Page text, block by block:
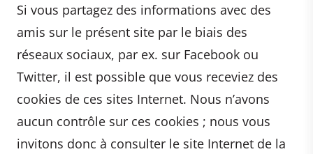
Si vous partagez des informations avec des
amis sur le présent site par le biais des
réseaux sociaux, par ex. sur Facebook ou
Twitter, il est possible que vous receviez des
cookies de ces sites Internet. Nous n’avons
aucun contrôle sur ces cookies ; nous vous
invitons donc à consulter le site Internet de la